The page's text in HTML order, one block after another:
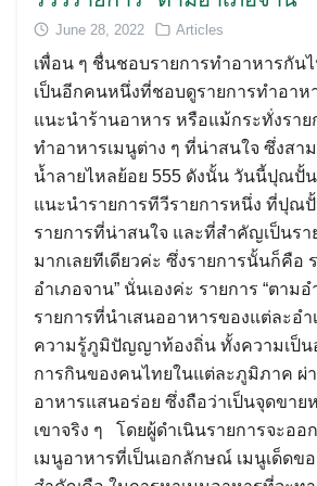
Search
for:
June 28, 2022 Articles
เพื่อน ๆ ชื่นชอบรายการทำอาหารกั
เป็นอีกคนหนึ่งที่ชอบดูรายการทำอาห
แนะนำร้านอาหาร หรือแม้กระทั่งราย
ทำอาหารเมนูต่าง ๆ ที่น่าสนใจ ซึ่งสา
น้ำลายไหลย้อย 555 ดังนั้น วันนี้ปุณปั้
แนะนำรายการทีวีรายการหนึ่ง ที่ปุณ
รายการที่น่าสนใจ และที่สำคัญเป็นร
มากเลยทีเดียวค่ะ ซึ่งรายการนั้นก็คือ
อำเภอจาน” นั่นเองค่ะ รายการ “ตาม
รายการที่นำเสนออาหารของแต่ละอำ
ความรู้ภูมิปัญญาท้องถิ่น ทั้งความเป็น
การกินของคนไทยในแต่ละภูมิภาค ผ่
อาหารแสนอร่อย ซึ่งถือว่าเป็นจุดขาย
เขาจริง ๆ โดยผู้ดำเนินรายการจะออ
เมนูอาหารที่เป็นเอกลักษณ์ เมนูเด็ดข